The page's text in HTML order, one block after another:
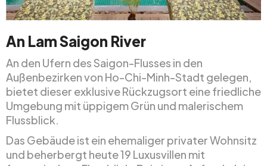
An Lam Saigon River
An den Ufern des Saigon-Flusses in den
Außenbezirken von Ho-Chi-Minh-Stadt gelegen,
bietet dieser exklusive Rückzugsort eine friedliche
Umgebung mit üppigem Grün und malerischem
Flussblick.
Das Gebäude ist ein ehemaliger privater Wohnsitz
und beherbergt heute 19 Luxusvillen mit